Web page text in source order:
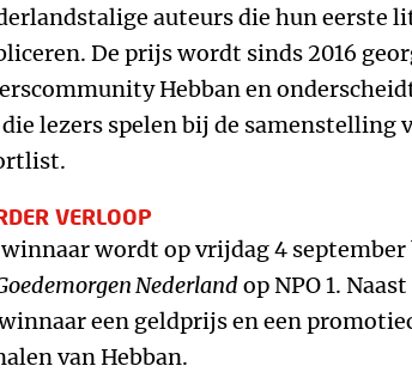
auteurs die hun eerste
De prijs wordt sinds 2016
Hebban en
lezers spelen bij de samenstelling
VERLOOP
wordt op vrijdag 4
Nederlandop NPO 1.
een geldprijs en een
van Hebban.